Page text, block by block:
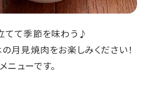
てて季節を味わう♪
月見焼肉をお楽しみください！
ニューです。